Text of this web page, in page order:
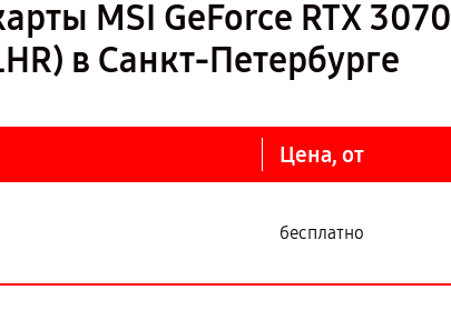
MSI GeForce RTX 3070
в Санкт-Петербурге
Цена, от
бесплатно